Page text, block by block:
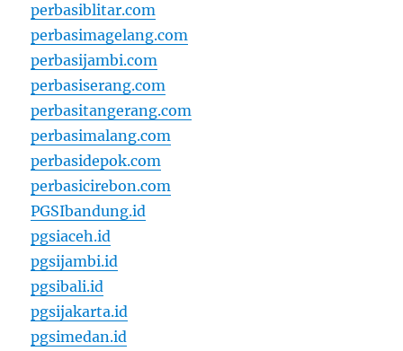
perbasiblitar.com
perbasimagelang.com
perbasijambi.com
perbasiserang.com
perbasitangerang.com
perbasimalang.com
perbasidepok.com
perbasicirebon.com
PGSIbandung.id
pgsiaceh.id
pgsijambi.id
pgsibali.id
pgsijakarta.id
pgsimedan.id